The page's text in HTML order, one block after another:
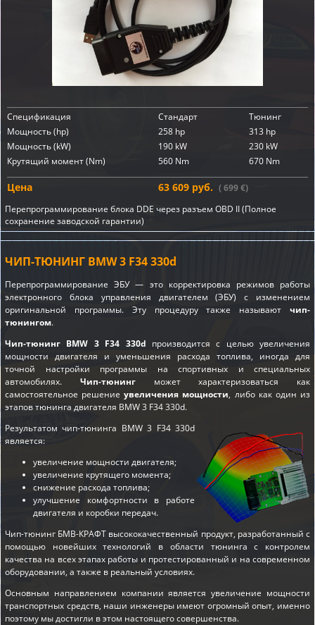
Спецификация Стандарт
Тюнинг
Мощность (hp)
258 hp
313 hp
Мощность (kW)
190 kW
230 kW
Крутящий момент (Nm)
560 Nm 670 Nm
Цена 63 609 руб. ( 699 €)
Перепрограммирование блока DDE через разъем OBD II (Полное
сохранение заводской гарантии)
ЧИП-ТЮНИНГ BMW 3 F34 330d
Перепрограммирование ЭБУ — это корректировка режимов работы
электронного блока управления двигателем (ЭБУ) с изменением
оригинальной программы. Эту процедуру также называют чип-
тюнингом.
Чип-тюнинг BMW 3 F34 330d производится с целью увеличения
мощности двигателя и уменьшения расхода топлива, иногда для
точной настройки программы на спортивных и специальных
автомобилях. Чип-тюнингможет характеризоваться как
самостоятельное решениеувеличения мощности, либо как один из
этаповтюнинга двигателя BMW 3 F34 330d.
Результатом чип-тюнинга BMW 3 F34 330d
является:
увеличение мощности двигателя;
увеличение крутящего момента;
снижение расхода топлива;
улучшение комфортности в работе
двигателя и коробки передач.
Чип-тюнинг БМВ-КРАФТ высококачественный продукт, разработанный с
помощью новейших технологий в области тюнинга с контролем
качества на всех этапах работы и протестированный и на современном
оборудовании, а также в реальный условиях.
Основным направлением компании является увеличение мощности
транспортных средств, наши инженеры имеют огромный опыт, именно
поэтому мы достигли в этом настоящего совершенства.